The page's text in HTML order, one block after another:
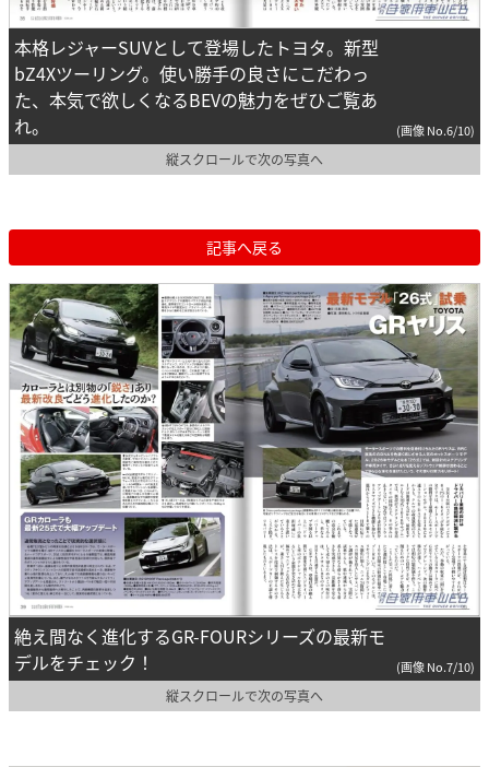
本格レジャーSUVとして登場したトヨタ。新型
bZ4Xツーリング。使い勝手の良さにこだわっ
た、本気で欲しくなるBEVの魅力をぜひご覧あ
れ。
(画像 No.6/10)
縦スクロールで次の写真へ
記事へ戻る
絶え間なく進化するGR-FOURシリーズの最新モ
デルをチェック！
(画像 No.7/10)
縦スクロールで次の写真へ